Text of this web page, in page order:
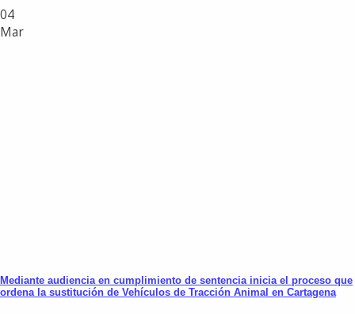
04
Mar
Mediante audiencia en cumplimiento de sentencia inicia el proceso que
ordena la sustitución de Vehículos de Tracción Animal en Cartagena